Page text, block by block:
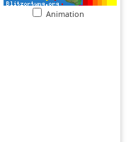
Animation